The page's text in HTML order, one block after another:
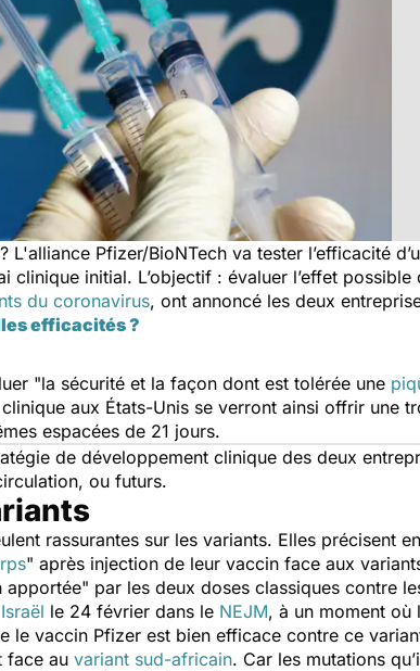
Pfizer/BioNTech va tester l’efficacité
clinique initial. L’objectif : évaluer l’effet
du coronavirus, ont annoncé les deux
efficacités ?
"la sécurité et la façon dont est tolérée une
aux États-Unis se verront ainsi offrir une
espacées de 21 jours.
de développement clinique des deux
ou futurs.
rassurantes sur les variants. Elles précisent
" après injection de leur vaccin face aux
apportée" par les deux doses classiques contre
le 24 février dans le NEJM, à un moment où
le vaccin Pfizer est bien efficace contre ce
face au variant sud-africain. Car les mutations